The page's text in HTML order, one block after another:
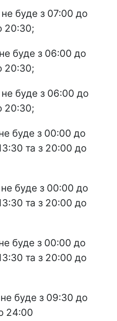
не буде з 07:00 до
20:30;
буде з 06:00 до
20:30;
не буде з 06:00 до
20:30;
буде з 00:00 до
та з 20:00 до
не буде з 00:00 до
та з 20:00 до
буде з 00:00 до
та з 20:00 до
не буде з 09:30 до
24:00